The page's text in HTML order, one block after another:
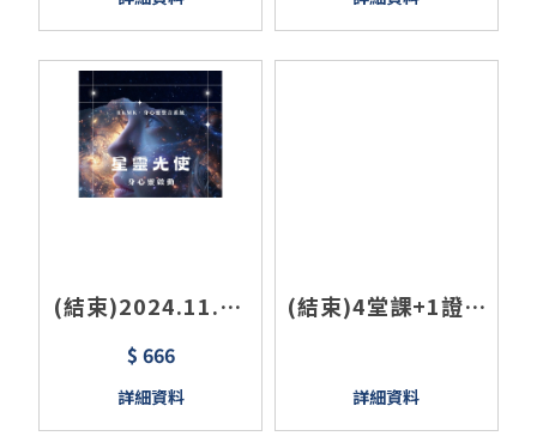
(結束)2024.11.30
台中 RKMK-自我實
現星靈之友/心靈成
長課程
$ 666
詳細資料
(結束)4堂課+1證照
調整師認證
詳細資料